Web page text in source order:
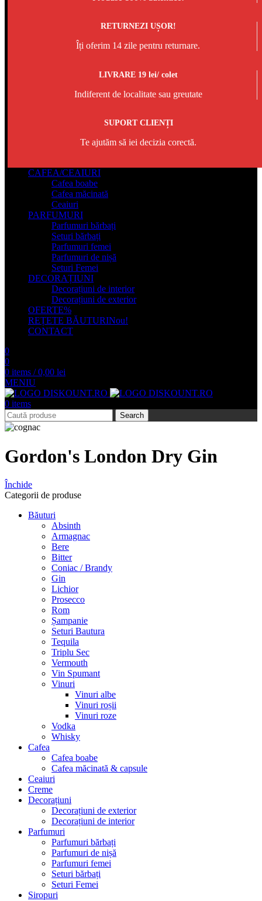
RETURNEZI UȘOR!
Îți oferim 14 zile pentru returnare.
LIVRARE 19 lei/ colet
Indiferent de localitate sau greutate
SUPORT CLIENȚI
Te ajutăm să iei decizia corectă.
CAFEA/CEAIURI
Cafea boabe
Cafea măcinată
Ceaiuri
PARFUMURI
Parfumuri bărbați
Seturi bărbați
Parfumuri femei
Parfumuri de nișă
Seturi Femei
DECORAȚIUNI
Decorațiuni de interior
Decorațiuni de exterior
OFERTE%
REȚETE BĂUTURINou!
CONTACT
0
0
0 items / 0,00 lei
MENIU
0 items
Search
Gordon's London Dry Gin
Închide
Categorii de produse
Băuturi
Absinth
Armagnac
Bere
Bitter
Coniac / Brandy
Gin
Lichior
Prosecco
Rom
Șampanie
Seturi Bautura
Tequila
Triplu Sec
Vermouth
Vin Spumant
Vinuri
Vinuri albe
Vinuri roșii
Vinuri roze
Vodka
Whisky
Cafea
Cafea boabe
Cafea măcinată & capsule
Ceaiuri
Creme
Decorațiuni
Decorațiuni de exterior
Decorațiuni de interior
Parfumuri
Parfumuri bărbați
Parfumuri de nișă
Parfumuri femei
Seturi bărbați
Seturi Femei
Siropuri